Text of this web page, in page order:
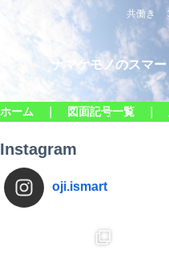
共働き
ナマケモノのスマ
ホーム ｜ 図面記号一覧 ｜
Instagram
oji.ismart